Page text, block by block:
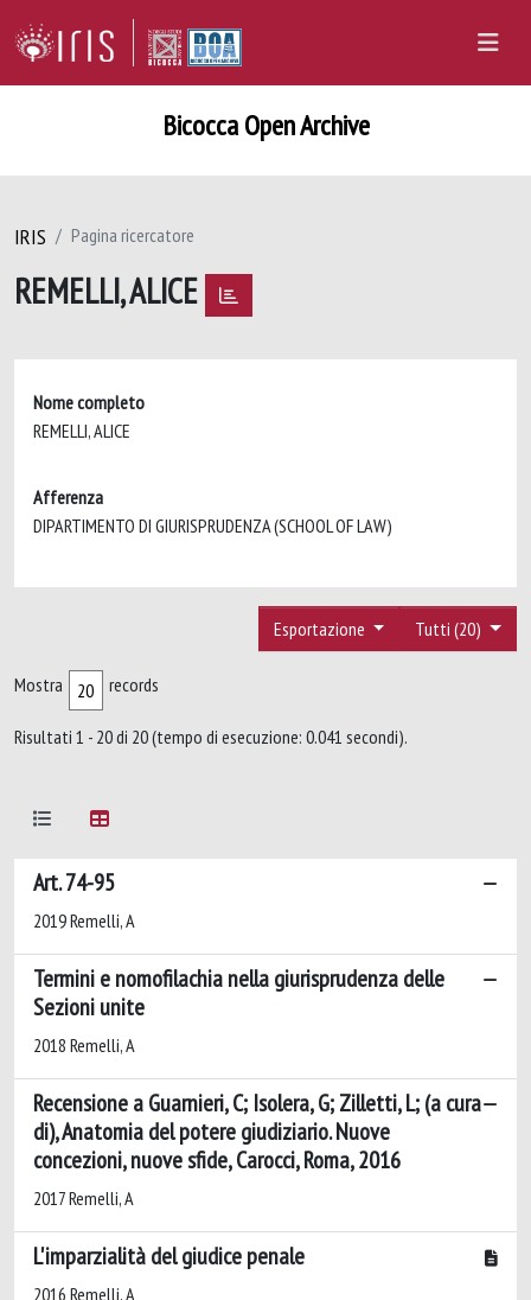
Bicocca Open Archive
IRIS Pagina ricercatore
REMELLI, ALICE
Nome completo
REMELLI, ALICE
Afferenza
DIPARTIMENTO DI GIURISPRUDENZA (SCHOOL OF LAW)
Tutti (20)
Esportazione
Mostra records
Risultati 1 - 20 di 20 (tempo di esecuzione: 0.041 secondi).
Art. 74-95
2019 Remelli, A
Termini e nomofilachia nella giurisprudenza delle
Sezioni unite
2018 Remelli, A
Recensione a Guarnieri, C; Isolera, G; Zilletti, L; (a cura
di), Anatomia del potere giudiziario. Nuove
concezioni, nuove sfide, Carocci, Roma, 2016
2017 Remelli, A
L'imparzialità del giudice penale
2016 Remelli, A